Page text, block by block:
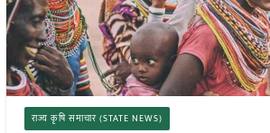
राज्य कृषि समाचार (STATE NEWS)